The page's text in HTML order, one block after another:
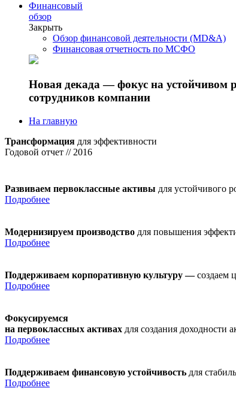
Финансовый
обзор
Закрыть
Обзор финансовой деятельности (MD&A)
Финансовая отчетность по МСФО
Новая декада — фокус на устойчивом
сотрудников компании
На главную
Трансформация для эффективности
Годовой отчет // 2016
Развиваем первоклассные активы для устойчивого
Подробнее
Модернизируем производство для повышения
Подробнее
Поддерживаем корпоративную культуру —создаем
Подробнее
Фокусируемся
на первоклассных активах для создания доходности
Подробнее
Поддерживаем финансовую устойчивость для
Подробнее